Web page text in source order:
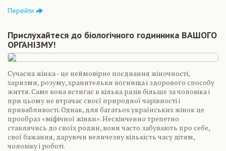
Перейти
Прислухайтеся до біологічного годинника ВАШОГО
ОРГАНІЗМУ!
Сучасна жінка - це неймовірне поєднання жіночності,
харизми, розуму, хранительки вогнища і здорового способу
життя. Саме вона встигає в кілька разів більше за чоловіка і
при цьому не втрачає своєї природної чарівності і
привабливості. Однак, для багатьох українських жінок це
прообраз «міфічної жінки». Нескінченно трепетно
ставлячись до своїх родин, вони часто забувають про себе,
свої бажання, даруючи величезну кількість часу дітям,
чоловіку і роботі.